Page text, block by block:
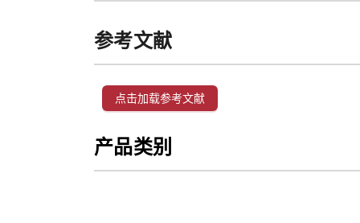
参考文献
点击加载参考文献
产品类别